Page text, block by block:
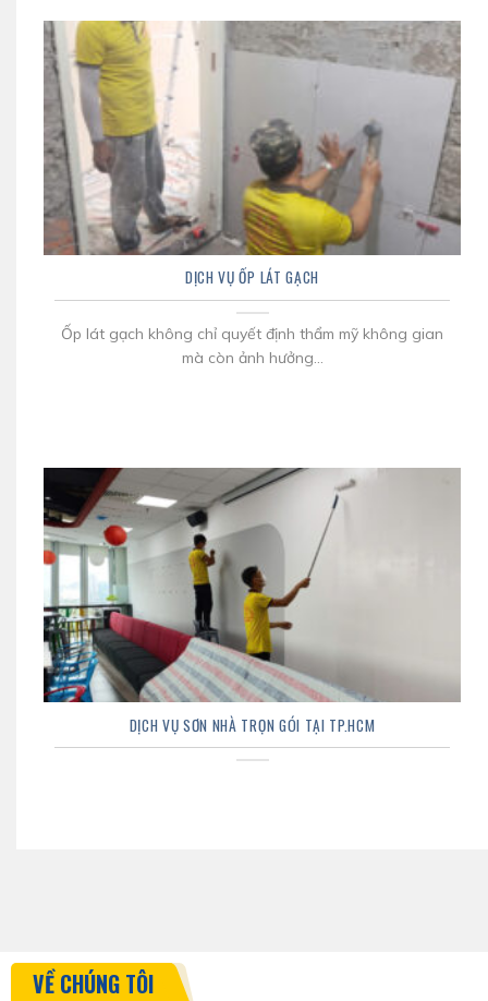
DỊCH VỤ ỐP LÁT GẠCH
Ốp lát gạch không chỉ quyết định thẩm mỹ không gian
mà còn ảnh hưởng...
DỊCH VỤ SƠN NHÀ TRỌN GÓI TẠI TP.HCM
VỀ CHÚNG TÔI